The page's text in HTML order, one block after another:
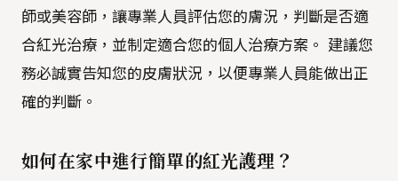
師或美容師，讓專業人員評估您的膚況，判斷是否適
合紅光治療，並制定適合您的個人治療方案。 建議您
務必誠實告知您的皮膚狀況，以便專業人員能做出正
確的判斷。
如何在家中進行簡單的紅光護理？